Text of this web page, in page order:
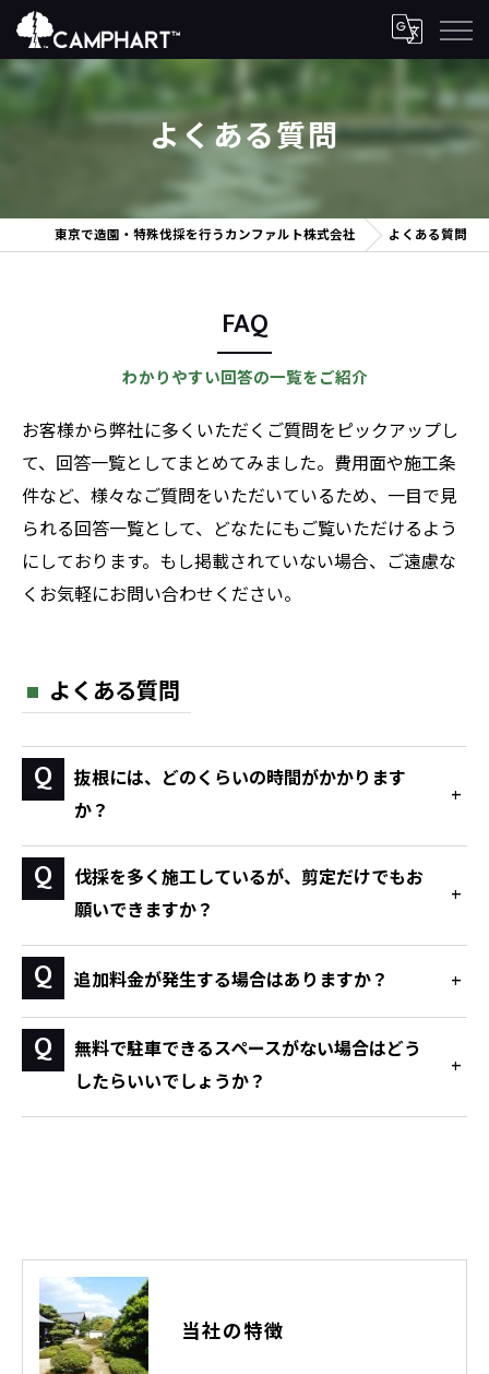
よくある質問
東京で造園・特殊伐採を行うカンファルト株式会社 よくある質問
わかりやすい回答の一覧をご紹介
FAQ
お客様から弊社に多くいただくご質問をピックアップし
て、回答一覧としてまとめてみました。費用面や施工条
件など、様々なご質問をいただいているため、一目で見
られる回答一覧として、どなたにもご覧いただけるよう
にしております。もし掲載されていない場合、ご遠慮な
くお気軽にお問い合わせください。
よくある質問
抜根には、どのくらいの時間がかかります
か？
伐採を多く施工しているが、剪定だけでもお
願いできますか？
追加料金が発生する場合はありますか？
無料で駐車できるスペースがない場合はどう
したらいいでしょうか？
当社の特徴